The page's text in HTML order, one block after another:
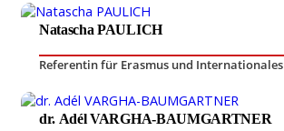
Natascha PAULICH
Referentin für Erasmus und Internationales
dr. Adél VARGHA-BAUMGARTNER